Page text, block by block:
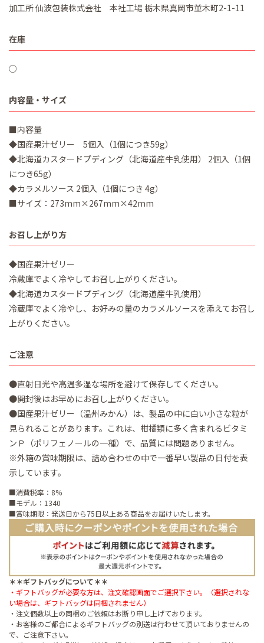
加工所 仙波包装株式会社 本社工場 栃木県真岡市並木町2-1-11
在庫
○
内容量・サイズ
■内容量
◆国産果汁ゼリー 5個入（1個につき59g）
◆北海道カスタードプディング（北海道産牛乳使用） 2個入（1個
につき65g）
◆カラメルソース 2個入（1個につき 4g）
■サイズ：273mm×267mm×42mm
お召し上がり方
◆国産果汁ゼリー
冷蔵庫でよく冷やしてお召し上がりください。
◆北海道カスタードプディング（北海道産牛乳使用）
冷蔵庫でよく冷やし、お好みの量のカラメルソースを添えてお召し
上がりください。
ご注意
●直射日光や高温多湿な場所を避けて保存してください。
●開封後はお早めにお召し上がりください。
●国産果汁ゼリー（温州みかん）は、製品の中に白い小さな粒が
見られることがあります。これは、柑橘類に多く含まれるビタミ
ンＰ（ポリフェノールの一種）で、品質には問題ありません。
※外箱の賞味期限は、詰め合わせの中で一番早い製品の日付を表
示しています。
■消費税率：8%
■モデル：1340
■賞味期限：発送日から75日以上ある商品をお届けいたします。
＊＊ギフトバッグについて＊＊
・ギフトバッグが必要な方は、注文確認画面でご選択下さい。（選択されな
い場合は、ギフトバッグは同梱されません）
・注文個数以上の同梱のご依頼はお断り申し上げております。
・お客様のご都合によるギフトバッグの別送は行わせて頂いておりませんの
で、ご注意下さい。